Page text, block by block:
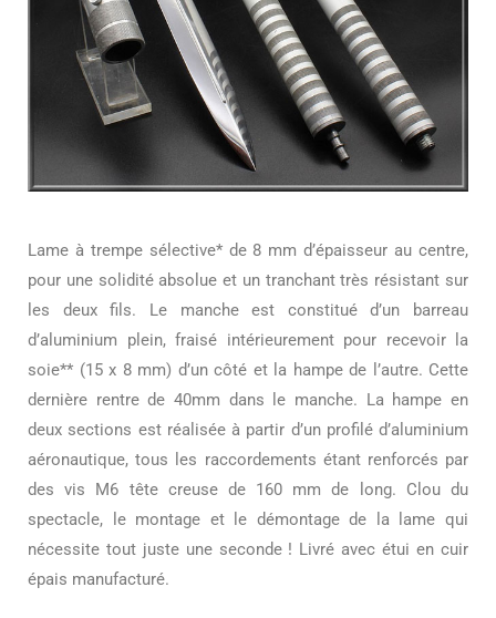
Lame à trempe sélective* de 8 mm d’épaisseur au centre,
pour une solidité absolue et un tranchant très résistant sur
les deux fils. Le manche est constitué d’un barreau
d’aluminium plein, fraisé intérieurement pour recevoir la
soie** (15 x 8 mm) d’un côté et la hampe de l’autre. Cette
dernière rentre de 40mm dans le manche. La hampe en
deux sections est réalisée à partir d’un profilé d’aluminium
aéronautique, tous les raccordements étant renforcés par
des vis M6 tête creuse de 160 mm de long. Clou du
spectacle, le montage et le démontage de la lame qui
nécessite tout juste une seconde ! Livré avec étui en cuir
épais manufacturé.